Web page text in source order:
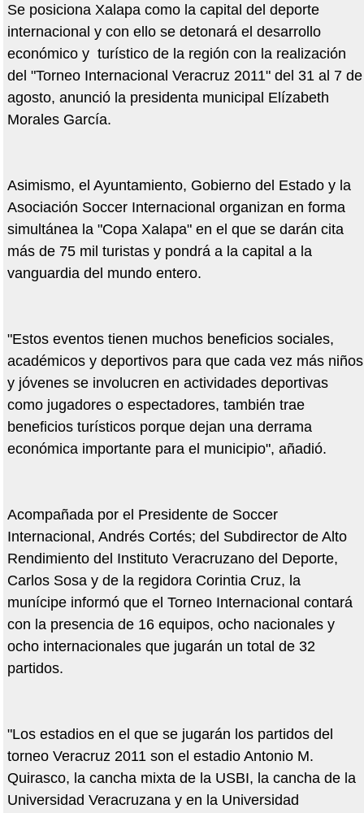
Se posiciona Xalapa como la capital del deporte
internacional y con ello se detonará el desarrollo
económico y turístico de la región con la realización
del "Torneo Internacional Veracruz 2011" del 31 al 7 de
agosto, anunció la presidenta municipal Elízabeth
Morales García.
Asimismo, el Ayuntamiento, Gobierno del Estado y la
Asociación Soccer Internacional organizan en forma
simultánea la "Copa Xalapa" en el que se darán cita
más de 75 mil turistas y pondrá a la capital a la
vanguardia del mundo entero.
"Estos eventos tienen muchos beneficios sociales,
académicos y deportivos para que cada vez más niños
y jóvenes se involucren en actividades deportivas
como jugadores o espectadores, también trae
beneficios turísticos porque dejan una derrama
económica importante para el municipio", añadió.
Acompañada por el Presidente de Soccer
Internacional, Andrés Cortés; del Subdirector de Alto
Rendimiento del Instituto Veracruzano del Deporte,
Carlos Sosa y de la regidora Corintia Cruz, la
munícipe informó que el Torneo Internacional contará
con la presencia de 16 equipos, ocho nacionales y
ocho internacionales que jugarán un total de 32
partidos.
"Los estadios en el que se jugarán los partidos del
torneo Veracruz 2011 son el estadio Antonio M.
Quirasco, la cancha mixta de la USBI, la cancha de la
Universidad Veracruzana y en la Universidad